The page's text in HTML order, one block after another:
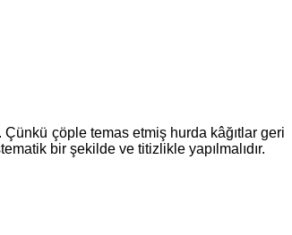
Çünkü çöple temas etmiş hurda kâğıtlar geri
bir şekilde ve titizlikle yapılmalıdır.